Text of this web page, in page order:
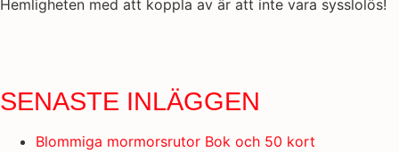
Hemligheten med att koppla av är att inte vara sysslolös!
SENASTE INLÄGGEN
Blommiga mormorsrutor Bok och 50 kort